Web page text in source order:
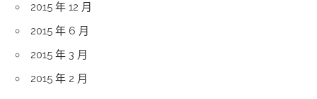
2015 年 12 月
2015 年 6 月
2015 年 3 月
2015 年 2 月